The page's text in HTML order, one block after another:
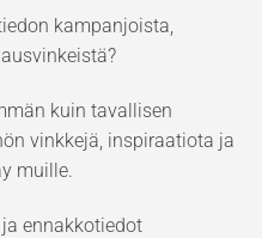
kampanjoista,
kuin tavallisen
vinkkejä, inspiraatiota ja
muille.
ennakkotiedot